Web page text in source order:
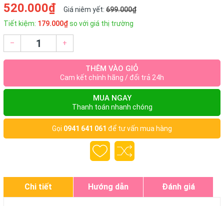
520.000₫ Giá niêm yết: 699.000₫
Tiết kiệm: 179.000₫so với giá thị trường
– +
THÊM VÀO GIỎ
Cam kết chính hãng / đổi trả 24h
MUA NGAY
Thanh toán nhanh chóng
Gọi 0941 641 061 để tư vấn mua hàng
Chi tiết Hướng dẫn Đánh giá